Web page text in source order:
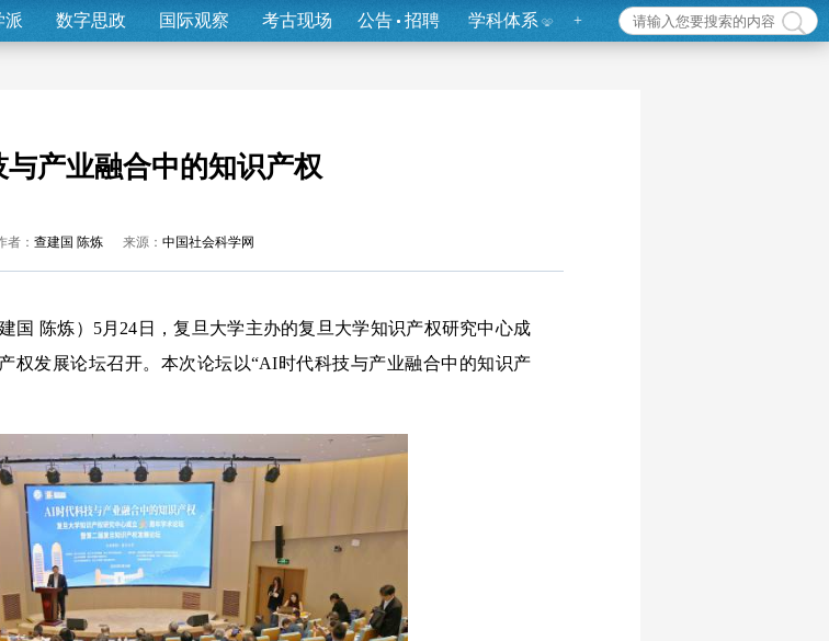
派 数字思政 国际观察 考古现场 公告 招聘 学科体系 +
产业融合中的知识产权
者： 查建国 陈炼 来源： 中国社会科学网
建国 陈炼）5月24日，复旦大学主办的复旦大学知识产权研究中心成
权发展论坛召开。本次论坛以“AI时代科技与产业融合中的知识产